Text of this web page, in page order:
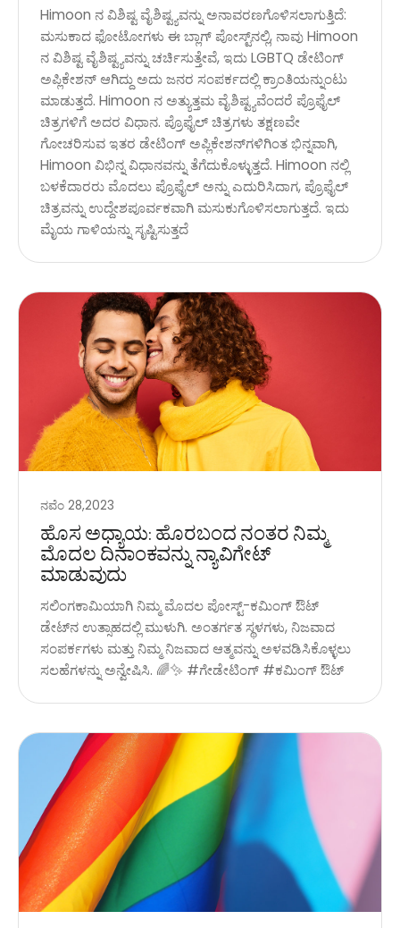
Himoon ನ ವಿಶಿಷ್ಟ ವೈಶಿಷ್ಟ್ಯವನ್ನು ಅನಾವರಣಗೊಳಿಸಲಾಗುತ್ತಿದೆ:
ಮಸುಕಾದ ಫೋಟೋಗಳು ಈ ಬ್ಲಾಗ್ ಪೋಸ್ಟ್‌ನಲ್ಲಿ, ನಾವು Himoon
ನ ವಿಶಿಷ್ಟ ವೈಶಿಷ್ಟ್ಯವನ್ನು ಚರ್ಚಿಸುತ್ತೇವೆ, ಇದು LGBTQ ಡೇಟಿಂಗ್
ಅಪ್ಲಿಕೇಶನ್‌ ಆಗಿದ್ದು ಅದು ಜನರ ಸಂಪರ್ಕದಲ್ಲಿ ಕ್ರಾಂತಿಯನ್ನುಂಟು
ಮಾಡುತ್ತದೆ. Himoon ನ ಅತ್ಯುತ್ತಮ ವೈಶಿಷ್ಟ್ಯವೆಂದರೆ ಪ್ರೊಫೈಲ್
ಚಿತ್ರಗಳಿಗೆ ಅದರ ವಿಧಾನ. ಪ್ರೊಫೈಲ್ ಚಿತ್ರಗಳು ತಕ್ಷಣವೇ
ಗೋಚರಿಸುವ ಇತರ ಡೇಟಿಂಗ್ ಅಪ್ಲಿಕೇಶನ್‌ಗಳಿಗಿಂತ ಭಿನ್ನವಾಗಿ,
Himoon ವಿಭಿನ್ನ ವಿಧಾನವನ್ನು ತೆಗೆದುಕೊಳ್ಳುತ್ತದೆ. Himoon ನಲ್ಲಿ
ಬಳಕೆದಾರರು ಮೊದಲು ಪ್ರೊಫೈಲ್ ಅನ್ನು ಎದುರಿಸಿದಾಗ, ಪ್ರೊಫೈಲ್
ಚಿತ್ರವನ್ನು ಉದ್ದೇಶಪೂರ್ವಕವಾಗಿ ಮಸುಕುಗೊಳಿಸಲಾಗುತ್ತದೆ. ಇದು
ಮೈಯ ಗಾಳಿಯನ್ನು ಸೃಷ್ಟಿಸುತ್ತದೆ
ನವೆಂ 28,2023
ಹೊಸ ಅಧ್ಯಾಯ: ಹೊರಬಂದ ನಂತರ ನಿಮ್ಮ
ಮೊದಲ ದಿನಾಂಕವನ್ನು ನ್ಯಾವಿಗೇಟ್
ಮಾಡುವುದು
ಸಲಿಂಗಕಾಮಿಯಾಗಿ ನಿಮ್ಮ ಮೊದಲ ಪೋಸ್ಟ್-ಕಮಿಂಗ್ ಔಟ್
ಡೇಟ್‌ನ ಉತ್ಸಾಹದಲ್ಲಿ ಮುಳುಗಿ. ಅಂತರ್ಗತ ಸ್ಥಳಗಳು, ನಿಜವಾದ
ಸಂಪರ್ಕಗಳು ಮತ್ತು ನಿಮ್ಮ ನಿಜವಾದ ಆತ್ಮವನ್ನು ಅಳವಡಿಸಿಕೊಳ್ಳಲು
ಸಲಹೆಗಳನ್ನು ಅನ್ವೇಷಿಸಿ. 🌈✨ #ಗೇಡೇಟಿಂಗ್ #ಕಮಿಂಗ್ ಔಟ್